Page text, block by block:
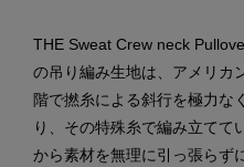
THE Sweat Crew neck
の吊り編み生地は、アメリカ
階で撚糸による斜行を極力な
り、その特殊糸で編み立てて
から素材を無理に引っ張らず